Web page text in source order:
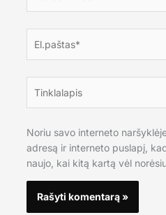
Noriu savo interneto
adresą ir interneto puslapį,
naujo, kai kitą kartą vėl